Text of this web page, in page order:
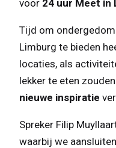
voor 24 uur Meet in
Tijd om
Limburg te bieden
locaties, als
lekker te eten
nieuwe inspiratie
Spreker Filip
waarbij we